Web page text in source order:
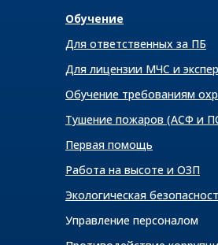
Экологическая
Управление персоналом
Обучение
Для ответственных за ПБ
Тушение пожаров (АСФ и
Первая помощь
Работа на высоте и ОЗП
Для лицензии МЧС и
Обучение требованиям